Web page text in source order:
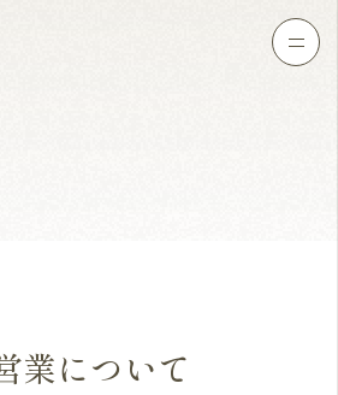
業について